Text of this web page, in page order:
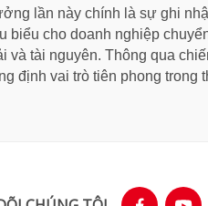
lần này chính là sự ghi
biểu cho doanh nghiệp
và tài nguyên. Thông qua
định vai trò tiên phong trong